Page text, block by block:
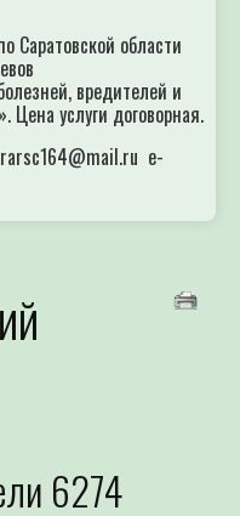
Саратовской области
вредителей и
услуги договорная.
e-
6274